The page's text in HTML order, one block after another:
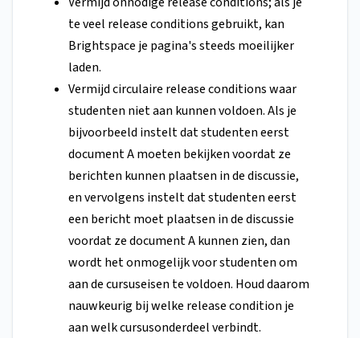
te veel release conditions gebruikt, kan
Brightspace je pagina's steeds moeilijker
laden.
Vermijd circulaire release conditions waar
studenten niet aan kunnen voldoen. Als je
bijvoorbeeld instelt dat studenten eerst
document A moeten bekijken voordat ze
berichten kunnen plaatsen in de discussie,
en vervolgens instelt dat studenten eerst
een bericht moet plaatsen in de discussie
voordat ze document A kunnen zien, dan
wordt het onmogelijk voor studenten om
aan de cursuseisen te voldoen. Houd daarom
nauwkeurig bij welke release condition je
aan welk cursusonderdeel verbindt.